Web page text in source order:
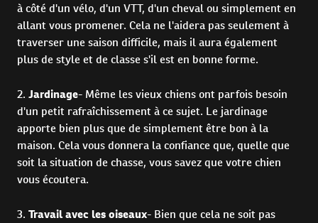
à côté d'un vélo, d'un VTT, d'un cheval ou simplement en
allant vous promener. Cela ne l'aidera pas seulement à
traverser une saison difficile, mais il aura également
plus de style et de classe s'il est en bonne forme.
2. Jardinage- Même les vieux chiens ont parfois besoin
d'un petit rafraîchissement à ce sujet. Le jardinage
apporte bien plus que de simplement être bon à la
maison. Cela vous donnera la confiance que, quelle que
soit la situation de chasse, vous savez que votre chien
vous écoutera.
3. Travail avec les oiseaux- Bien que cela ne soit pas